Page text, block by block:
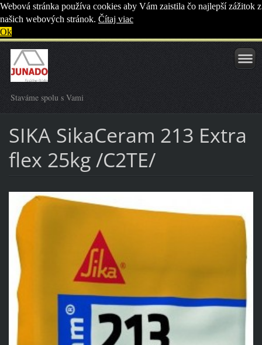
Webová stránka používa cookies aby Vám zaistila čo najlepší zážitok z
našich webových stránok. Čítaj viac
Ok
Staváme spolu s Vami
SIKA SikaCeram 213 Extra
flex 25kg /C2TE/